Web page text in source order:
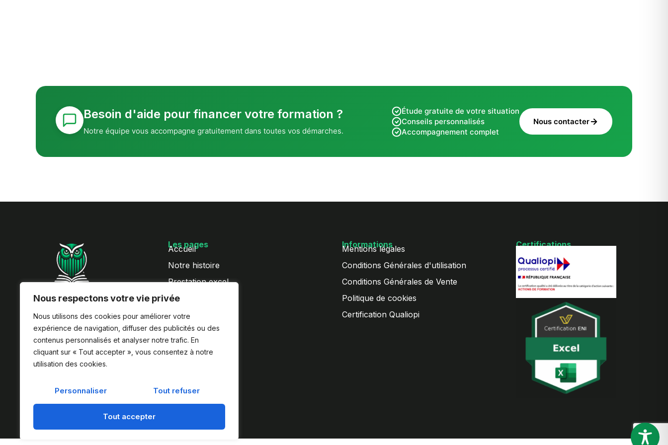
Nous respectons votre vie privée
Nous utilisons des cookies pour améliorer votre
expérience de navigation, diffuser des publicités ou des
contenus personnalisés et analyser notre trafic. En
cliquant sur « Tout accepter », vous consentez à notre
utilisation des cookies.
Personnaliser Tout refuser
Tout accepter
Besoin d'aide pour financer votre formation ?
Notre équipe vous accompagne gratuitement dans toutes vos démarches.
Étude gratuite de votre situation
Conseils personnalisés
Accompagnement complet
Nous contacter
rythme avec nos formations en
ligne, accessibles à vie et
finançables par le CPF.
L
i
n
k
d
I
n
s
t
g
Les pages
Accueil
Notre histoire
Prestation excel
QCM Excel
Formation excel
Informations
Mentions légales
Conditions Générales d'utilisation
Conditions Générales de Vente
Politique de cookies
Certification Qualiopi
Certifications